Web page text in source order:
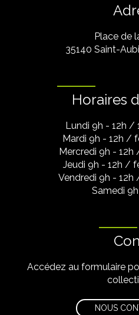
Place de
35140 Saint-
Horaires
Lundi 9h - 12h /
Mardi 9h - 12h /
Mercredi 9h - 12h
Jeudi 9h - 12h /
Vendredi 9h - 12h
Samedi
Accédez au formulaire
NOUS